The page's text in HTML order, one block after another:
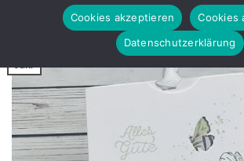
Cookies akzeptieren
Cookies
Datenschutzerklärung